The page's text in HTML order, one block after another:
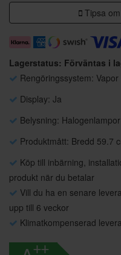
Tipsa
Lagerstatus: Förväntas i
Rengöringssystem: Vapor
Display: Ja
Belysning: Halogenlampor
Produktmått: Bredd 59.7
Köp till inbärning,
produkt när du betalar
Vill du ha en senare
upp till 6 veckor
Klimatkompenserad
++